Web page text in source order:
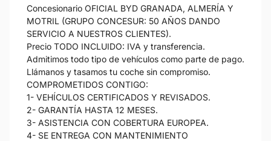
Concesionario OFICIAL BYD GRANADA, ALMERÍA Y
MOTRIL (GRUPO CONCESUR: 50 AÑOS DANDO
SERVICIO A NUESTROS CLIENTES).
Precio TODO INCLUIDO: IVA y transferencia.
Admitimos todo tipo de vehículos como parte de pago.
Llámanos y tasamos tu coche sin compromiso.
COMPROMETIDOS CONTIGO:
1- VEHÍCULOS CERTIFICADOS Y REVISADOS.
2- GARANTÍA HASTA 12 MESES.
3- ASISTENCIA CON COBERTURA EUROPEA.
4- SE ENTREGA CON MANTENIMIENTO